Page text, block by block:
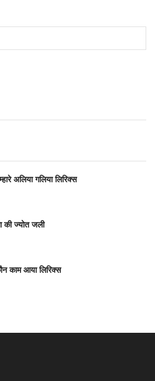
अलिया गलिया लिरिक्स
की ज्योत जली
काम आया लिरिक्स